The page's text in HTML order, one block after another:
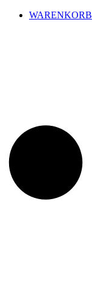
WARENKORB